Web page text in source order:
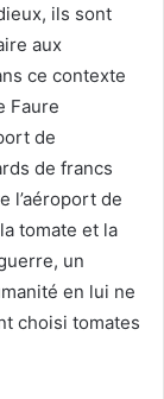
ils sont
aux
ce contexte
Faure
de
de francs
l’aéroport de
tomate et la
un
en lui ne
choisi tomates